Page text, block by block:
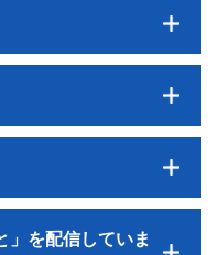
」を配信していま